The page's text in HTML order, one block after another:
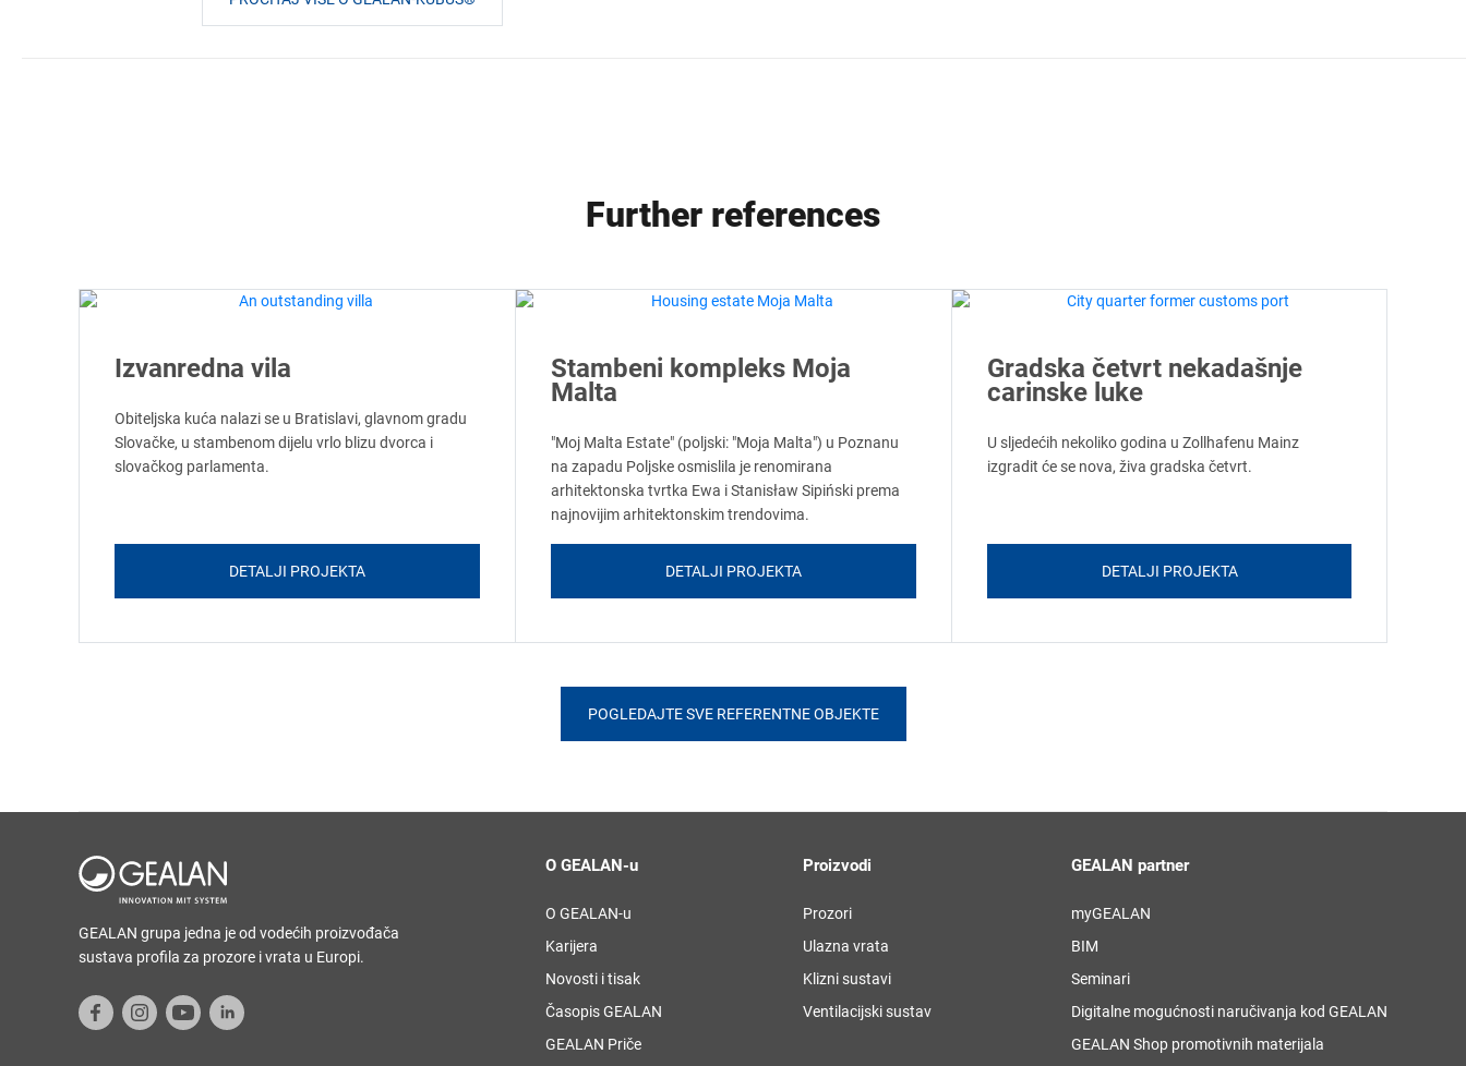
Further references
Izvanredna vila
Obiteljska kuća nalazi se u Bratislavi, glavnom gradu
Slovačke, u stambenom dijelu vrlo blizu dvorca i
slovačkog parlamenta.
DETALJI PROJEKTA
Stambeni kompleks Moja
Malta
"Moj Malta Estate" (poljski: "Moja Malta") u Poznanu
na zapadu Poljske osmislila je renomirana
arhitektonska tvrtka Ewa i Stanisław Sipiński prema
najnovijim arhitektonskim trendovima.
DETALJI PROJEKTA
Gradska četvrt nekadašnje
carinske luke
U sljedećih nekoliko godina u Zollhafenu Mainz
izgradit će se nova, živa gradska četvrt.
DETALJI PROJEKTA
POGLEDAJTE SVE REFERENTNE OBJEKTE
GEALAN grupa jedna je od vodećih proizvođača
sustava profila za prozore i vrata u Europi.
O GEALAN-u
O GEALAN-u
Karijera
Novosti i tisak
Časopis GEALAN
GEALAN Priče
Proizvodi
Prozori
Ulazna vrata
Klizni sustavi
Ventilacijski sustav
GEALAN partner
myGEALAN
BIM
Seminari
Digitalne mogućnosti naručivanja kod GEALAN
GEALAN Shop promotivnih materijala